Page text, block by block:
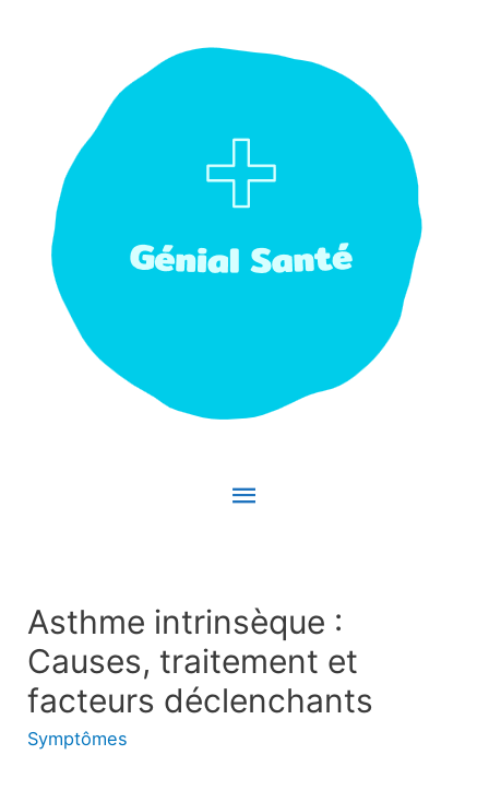
Menu
Asthme intrinsèque :
Causes, traitement et
facteurs déclenchants
Symptômes